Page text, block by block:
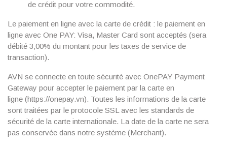
de crédit pour votre commodité.
Le paiement en ligne avec la carte de crédit : le paiement en
ligne avec One PAY: Visa, Master Card sont acceptés (sera
débité 3,00% du montant pour les taxes de service de
transaction).
AVN se connecte en toute sécurité avec OnePAY Payment
Gateway pour accepter le paiement par la carte en
ligne (https://onepay.vn). Toutes les informations de la carte
sont traitées par le protocole SSL avec les standards de
sécurité de la carte internationale. La date de la carte ne sera
pas conservée dans notre système (Merchant).